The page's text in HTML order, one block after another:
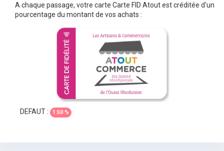
A chaque passage, votre carte Carte FID Atout est créditée d'un
pourcentage du montant de vos achats :
DEFAUT : 1.50 %